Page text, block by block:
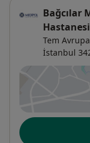
Bağcılar
Hastanesi
Tem
İstanbul
Uygunluk